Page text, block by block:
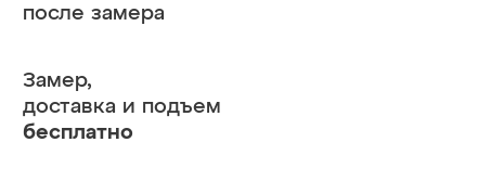
после замера
Замер,
доставка и подъем
бесплатно